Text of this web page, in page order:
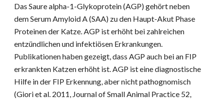
Das Saure alpha-1-Glykoprotein (AGP) gehört neben
dem Serum Amyloid A (SAA) zu den Haupt-Akut Phase
Proteinen der Katze. AGP ist erhöht bei zahlreichen
entzündlichen und infektiösen Erkrankungen.
Publikationen haben gezeigt, dass AGP auch bei an FIP
erkrankten Katzen erhöht ist. AGP ist eine diagnostische
Hilfe in der FIP Erkennung, aber nicht pathognomisch
(Giori et al. 2011, Journal of Small Animal Practice 52,